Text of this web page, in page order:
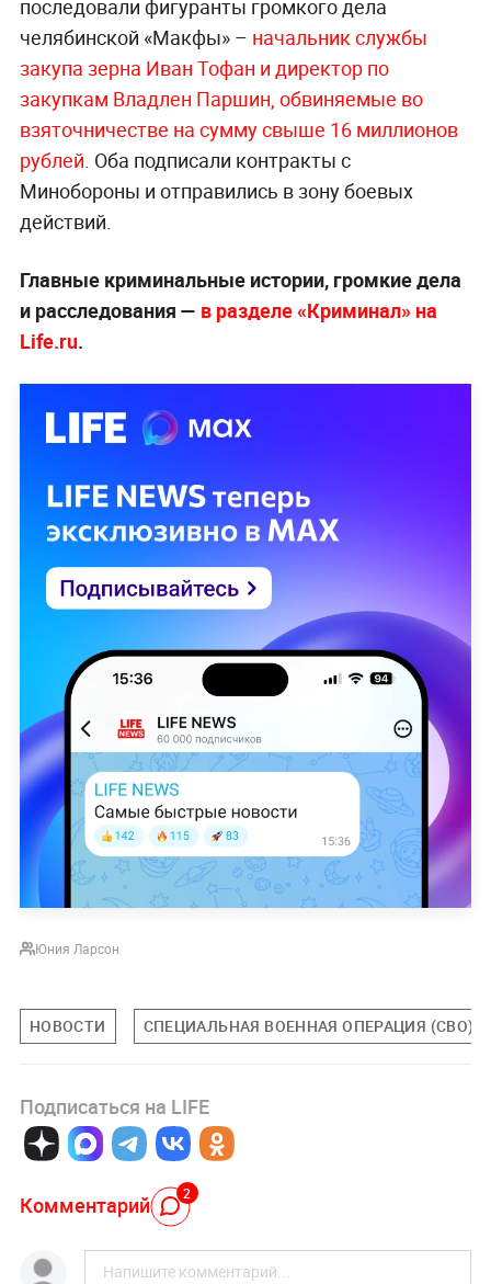
последовали фигуранты громкого дела
челябинской «Макфы» – начальник службы
закупа зерна Иван Тофан и директор по
закупкам Владлен Паршин, обвиняемые во
взяточничестве на сумму свыше 16 миллионов
рублей. Оба подписали контракты с
Минобороны и отправились в зону боевых
действий.
Главные криминальные истории, громкие дела
и расследования — в разделе «Криминал» на
Life.ru.
Юния Ларсон
НОВОСТИ СПЕЦИАЛЬНАЯ ВОЕННАЯ ОПЕРАЦИЯ (СВО)
Подписаться на LIFE
Комментарий 2